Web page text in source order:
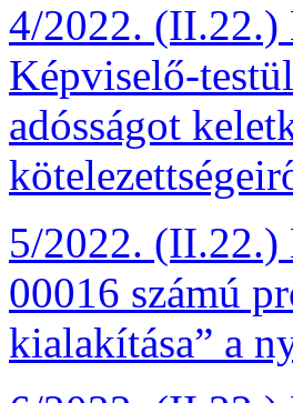
4/2022. (II.22.)
Képviselő-
adósságot
5/2022. (II.22.)
00016 számú
kialakítása” a